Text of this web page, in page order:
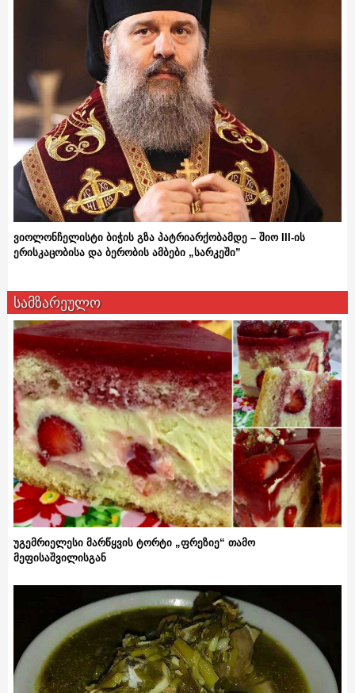
ვიოლონჩელისტი ბიჭის გზა პატრიარქობამდე – შიო III-ის
ერისკაცობისა და ბერობის ამბები „სარკეში”
სამზარეულო
უგემრიელესი მარწყვის ტორტი „ფრეზიე“ თამო
მეფისაშვილისგან